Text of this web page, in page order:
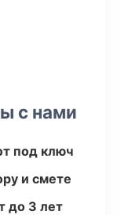
с нами
под ключ
и смете
до 3 лет